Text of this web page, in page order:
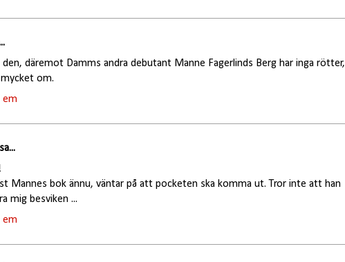
den, däremot Damms andra debutant Manne Fagerlinds Berg har inga rötter,
om.
em
Mannes bok ännu, väntar på att pocketen ska komma ut. Tror inte att han
mig besviken ...
em